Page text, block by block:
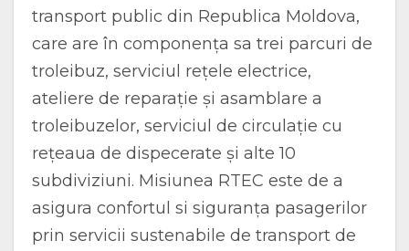
transport public din Republica Moldova,
care are în componența sa trei parcuri de
troleibuz, serviciul rețele electrice,
ateliere de reparație și asamblare a
troleibuzelor, serviciul de circulație cu
rețeaua de dispecerate și alte 10
subdiviziuni. Misiunea RTEC este de a
asigura confortul si siguranța pasagerilor
prin servicii sustenabile de transport de